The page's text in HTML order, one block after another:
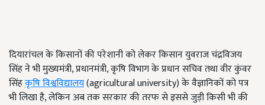
दियारांचल के किसानों की परेशानी को लेकर किसान युवराज चंद्रविजय
सिंह ने भी मुख्यमंत्री, प्रधानमंत्री, कृषि विभाग के प्रधान सचिव तथा वीर कुंवर
सिंहकृषि विश्वविद्यालय(agricultural university) के वैज्ञानिकों को पत्र
भी लिखा है, लेकिन अब तक सरकार की तरफ से इससे जुड़ी किसी भी की